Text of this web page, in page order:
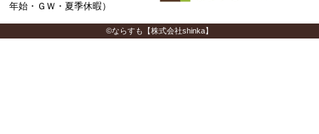
年始・ＧＷ・夏季休暇）
©ならすも【株式会社shinka】